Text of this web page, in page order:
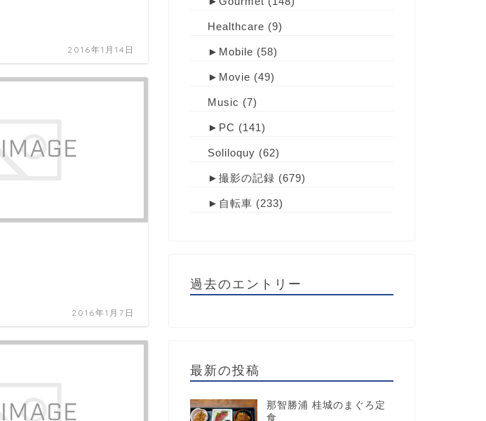
2016年1月14日
2016年1月7日
Healthcare (9)
► Mobile (58)
► Movie (49)
Music (7)
► PC (141)
Soliloquy (62)
► 撮影の記録 (679)
► 自転車 (233)
過去のエントリー
最新の投稿
那智勝浦 桂城のまぐろ定
食